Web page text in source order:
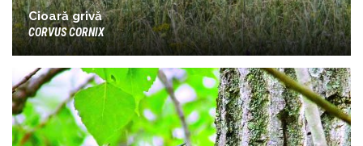
Cioară grivă
CORVUS CORNIX